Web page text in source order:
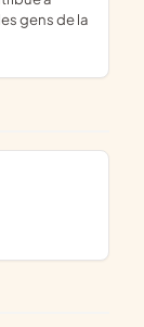
gens de la